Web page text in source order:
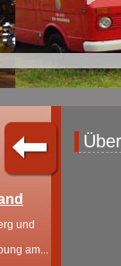
und
am...